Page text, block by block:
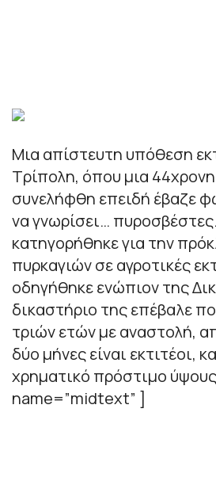
Μια απίστευτη υπόθεση
Τρίπολη, όπου μια 44χρονη
συνελήφθη επειδή έβαζε
να γνωρίσει…
κατηγορήθηκε για την
πυρκαγιών σε αγροτικές
οδηγήθηκε ενώπιον της
δικαστήριο της επέβαλε
τριών ετών με αναστολή,
δύο μήνες είναι εκτιτέοι,
χρηματικό πρόστιμο
name=”midtext” ]